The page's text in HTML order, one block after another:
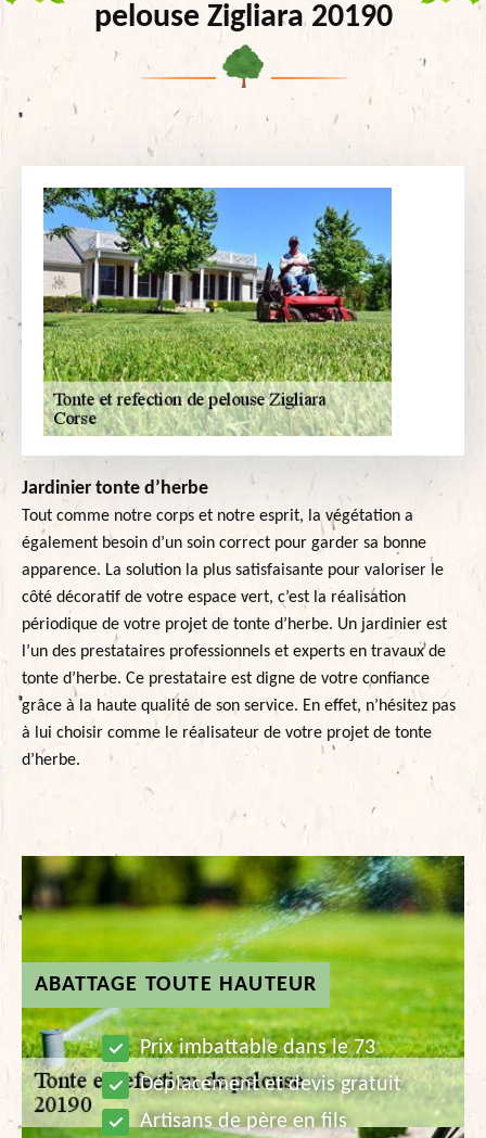
ABATTAGE TOUTE HAUTEUR
Prix imbattable dans le 73
Déplacement et devis gratuit
Artisans de père en fils
pelouse Zigliara 20190
Jardinier tonte d’herbe
Tout comme notre corps et notre esprit, la végétation a
également besoin d’un soin correct pour garder sa bonne
apparence. La solution la plus satisfaisante pour valoriser le
côté décoratif de votre espace vert, c’est la réalisation
périodique de votre projet de tonte d’herbe. Un jardinier est
l’un des prestataires professionnels et experts en travaux de
tonte d’herbe. Ce prestataire est digne de votre confiance
grâce à la haute qualité de son service. En effet, n’hésitez pas
à lui choisir comme le réalisateur de votre projet de tonte
d’herbe.